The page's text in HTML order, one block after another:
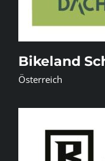
Bikeland
Österreich